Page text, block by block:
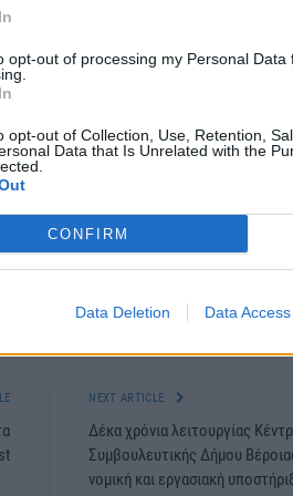
opt-out of processing my Personal Data
opt-out of Collection, Use, Retention,
Data that Is Unrelated with the
CONFIRM
Data Deletion Data Access
Athens MetroMall, καθώς τα
26 Νοεμβρίου με εξίσου
με 7 το απόγευμα.
το Mall στο Μαρούσι και το Avenue.
Pinterest LinkedIn Tumblr
NEXT ARTICLE
Δέκα χρόνια λειτουργίας
Συμβουλευτικής Δήμου
νομική και εργασιακή